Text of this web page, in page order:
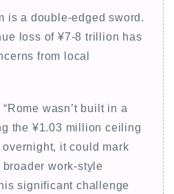
is a double-edged sword.
loss of ¥7-8 trillion has
from local
wasn’t built in a
the ¥1.03 million ceiling
it could mark
work-style
significant challenge